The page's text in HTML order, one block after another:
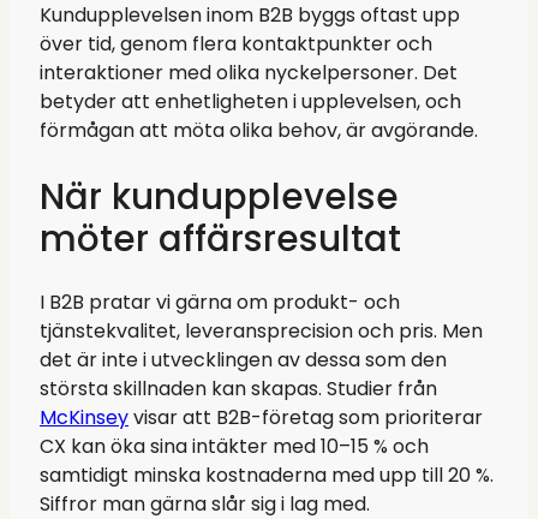
Kundupplevelsen inom B2B byggs oftast upp
över tid, genom flera kontaktpunkter och
interaktioner med olika nyckelpersoner. Det
betyder att enhetligheten i upplevelsen, och
förmågan att möta olika behov, är avgörande.
När kundupplevelse
möter affärsresultat
I B2B pratar vi gärna om produkt- och
tjänstekvalitet, leveransprecision och pris. Men
det är inte i utvecklingen av dessa som den
största skillnaden kan skapas. Studier från
McKinseyvisar att B2B-företag som prioriterar
CX kan öka sina intäkter med 10–15 % och
samtidigt minska kostnaderna med upp till 20 %.
Siffror man gärna slår sig i lag med.